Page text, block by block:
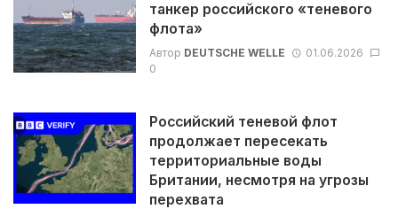
танкер российского «теневого
флота»
Автор DEUTSCHE WELLE
01.06.2026
0
Российский теневой флот
продолжает пересекать
территориальные воды
Британии, несмотря на угрозы
перехвата